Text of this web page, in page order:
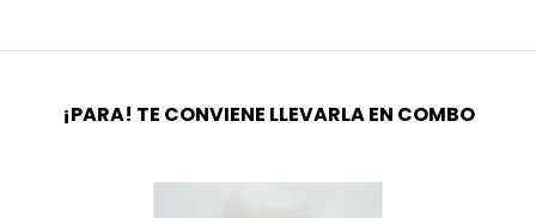
¡PARA! TE CONVIENE LLEVARLA EN COMBO